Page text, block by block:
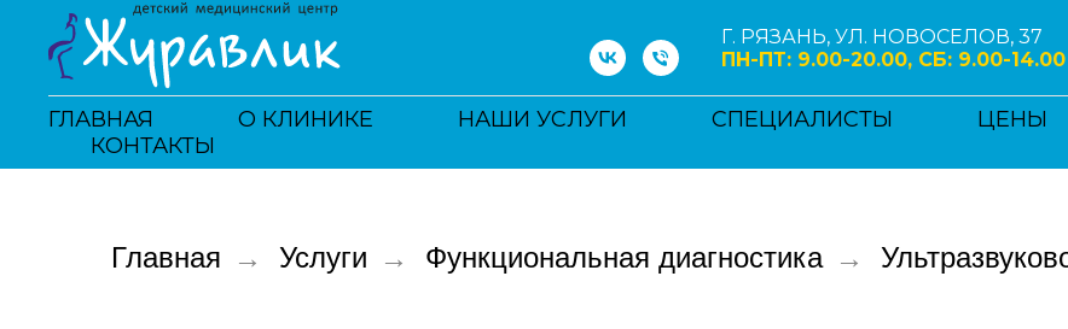
Г. РЯЗАНЬ, УЛ. НОВОСЕЛОВ, 37
ПН-ПТ: 9.00-20.00, СБ: 9.00-14.00
ГЛАВНАЯ О КЛИНИКЕ НАШИ УСЛУГИ СПЕЦИАЛИСТЫ ЦЕНЫ
КОНТАКТЫ
Главная → Услуги → Функциональная диагностика →